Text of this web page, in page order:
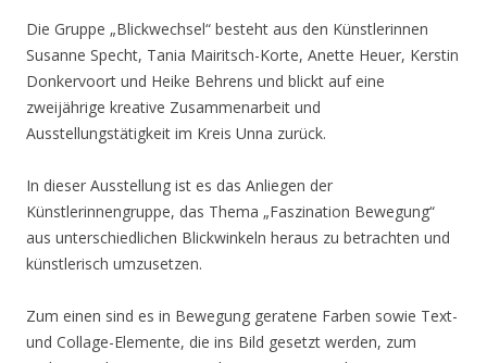
Die Gruppe „Blickwechsel“ besteht aus den Künstlerinnen
Susanne Specht, Tania Mairitsch-Korte, Anette Heuer, Kerstin
Donkervoort und Heike Behrens und blickt auf eine
zweijährige kreative Zusammenarbeit und
Ausstellungstätigkeit im Kreis Unna zurück.
In dieser Ausstellung ist es das Anliegen der
Künstlerinnengruppe, das Thema „Faszination Bewegung“
aus unterschiedlichen Blickwinkeln heraus zu betrachten und
künstlerisch umzusetzen.
Zum einen sind es in Bewegung geratene Farben sowie Text-
und Collage-Elemente, die ins Bild gesetzt werden, zum